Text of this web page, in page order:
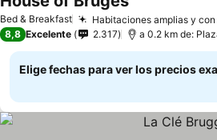
Bed & Breakfast Habitaciones amplias y
Ver precios
8,8 Excelente 2.317 a 0.2 km de:
Elige fechas para ver los precios